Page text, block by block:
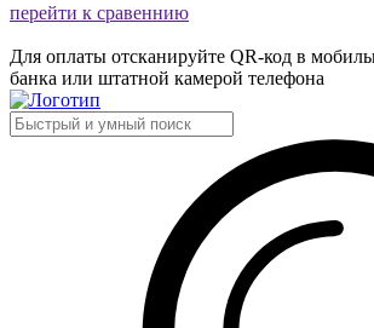
перейти к сравеннию
Для оплаты отсканируйте QR-код в
банка или штатной камерой телефона